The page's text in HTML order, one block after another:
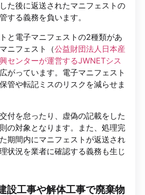
た後に返送されたマニフェストの
する義務を負います。
と電子マニフェストの2種類があ
ニフェスト（公益財団法人日本産
センターが運営するJWNETシス
がっています。電子マニフェスト
管や転記ミスのリスクを減らせま
付を怠ったり、虚偽の記載をした
の対象となります。また、処理完
期間内にマニフェストが返送され
状況を業者に確認する義務も生じ
工事や解体工事で廃棄物